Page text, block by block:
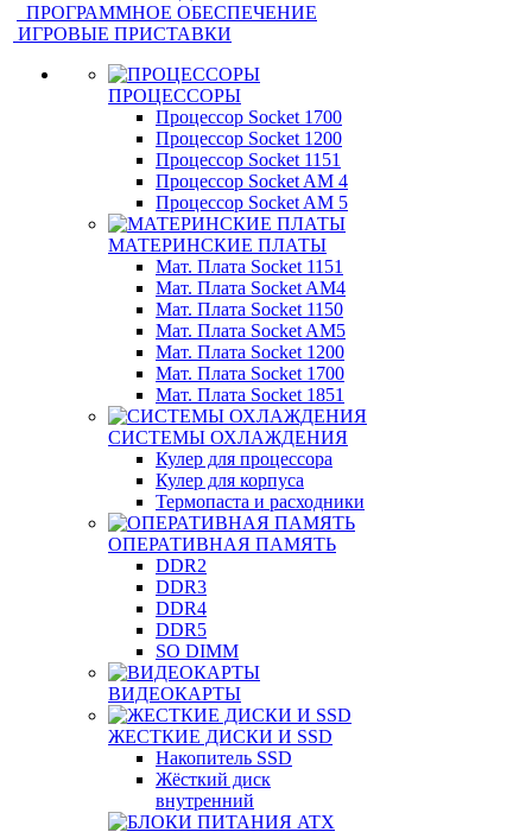
ПРОГРАММНОЕ ОБЕСПЕЧЕНИЕ
ИГРОВЫЕ ПРИСТАВКИ
ПРОЦЕССОРЫ
Процессор Socket 1700
Процессор Socket 1200
Процессор Socket 1151
Процессор Socket AM 4
Процессор Socket AM 5
МАТЕРИНСКИЕ ПЛАТЫ
Мат. Плата Socket 1151
Мат. Плата Socket AM4
Мат. Плата Socket 1150
Мат. Плата Socket AM5
Мат. Плата Socket 1200
Мат. Плата Socket 1700
Мат. Плата Socket 1851
СИСТЕМЫ ОХЛАЖДЕНИЯ
Кулер для процессора
Кулер для корпуса
Термопаста и расходники
ОПЕРАТИВНАЯ ПАМЯТЬ
DDR2
DDR3
DDR4
DDR5
SO DIMM
ВИДЕОКАРТЫ
ЖЕСТКИЕ ДИСКИ И SSD
Накопитель SSD
Жёсткий диск
внутренний